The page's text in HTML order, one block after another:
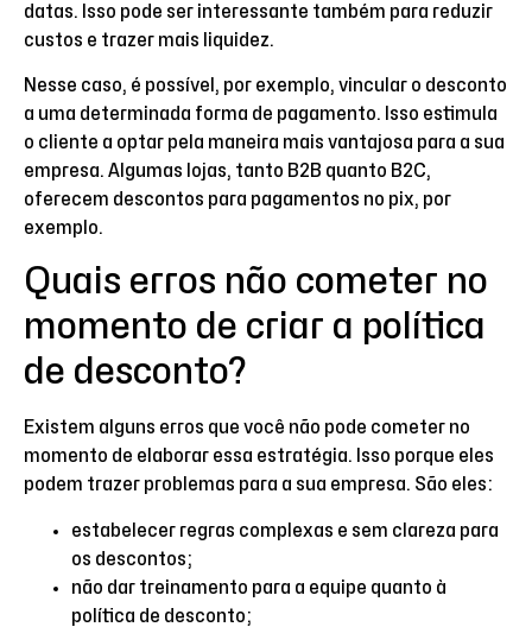
datas. Isso pode ser interessante também para reduzir
custos e trazer mais liquidez.
Nesse caso, é possível, por exemplo, vincular o desconto
a uma determinada forma de pagamento. Isso estimula
o cliente a optar pela maneira mais vantajosa para a sua
empresa. Algumas lojas, tanto B2B quanto B2C,
oferecem descontos para pagamentos no pix, por
exemplo.
Quais erros não cometer no
momento de criar a política
de desconto?
Existem alguns erros que você não pode cometer no
momento de elaborar essa estratégia. Isso porque eles
podem trazer problemas para a sua empresa. São eles:
estabelecer regras complexas e sem clareza para
os descontos;
não dar treinamento para a equipe quanto à
política de desconto;